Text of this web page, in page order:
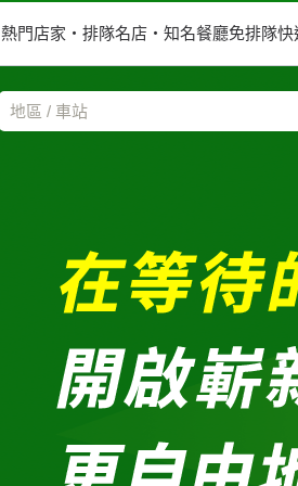
熱門店家・排隊名店・ 知名餐廳免排隊快